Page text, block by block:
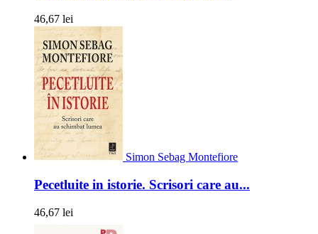
46,67 lei
Simon Sebag Montefiore
Pecetluite in istorie. Scrisori care au...
46,67 lei